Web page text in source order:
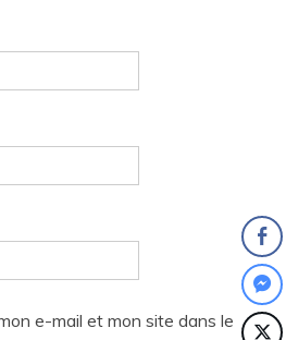
e-mail et mon site dans le